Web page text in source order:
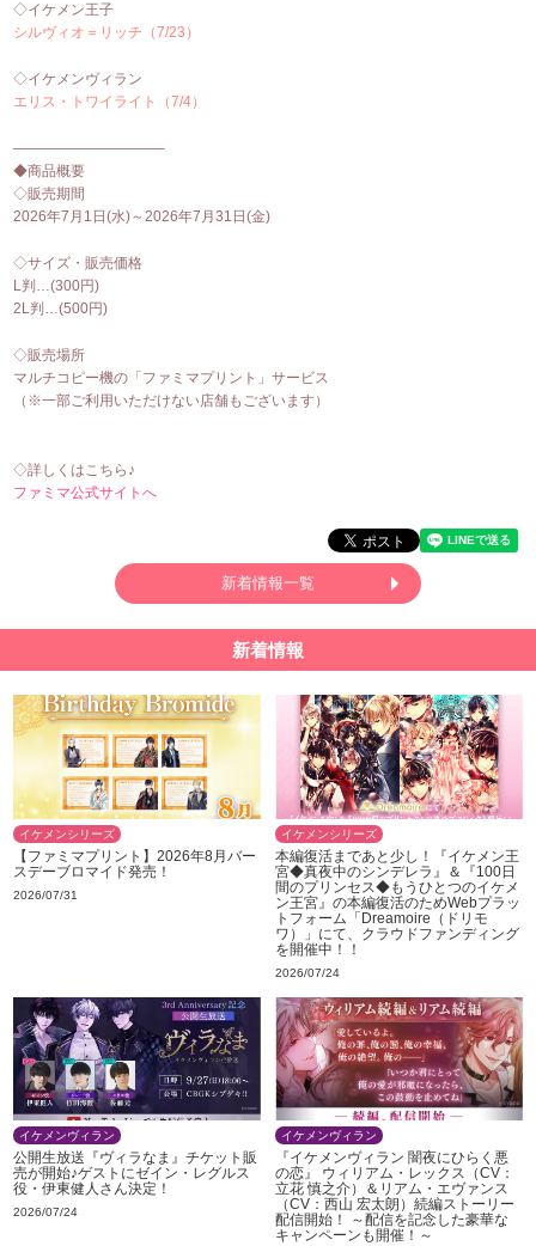
◇イケメン王子
シルヴィオ＝リッチ（7/23）
◇イケメンヴィラン
エリス・トワイライト（7/4）
——————————–
◆商品概要
◇販売期間
2026年7月1日(水)～2026年7月31日(金)
◇サイズ・販売価格
L判…(300円)
2L判…(500円)
◇販売場所
マルチコピー機の「ファミマプリント」サービス
（※一部ご利用いただけない店舗もございます）
◇詳しくはこちら♪
ファミマ公式サイトへ
新着情報一覧
新着情報
イケメンシリーズ
【ファミマプリント】2026年8月バー
スデーブロマイド発売！
2026/07/31
イケメンシリーズ
本編復活まであと少し！『イケメン王
宮◆真夜中のシンデレラ』＆『100日
間のプリンセス◆もうひとつのイケメ
ン王宮』の本編復活のためWebプラッ
トフォーム「Dreamoire（ドリモ
ワ）」にて、クラウドファンディング
を開催中！！
2026/07/24
イケメンヴィラン
公開生放送『ヴィラなま』チケット販
売が開始♪ゲストにゼイン・レグルス
役・伊東健人さん決定！
2026/07/24
イケメンヴィラン
『イケメンヴィラン 闇夜にひらく悪
の恋』 ウィリアム・レックス（CV：
立花 慎之介）＆リアム・エヴァンス
（CV：西山 宏太朗）続編ストーリー
配信開始！ ～配信を記念した豪華な
キャンペーンも開催！～